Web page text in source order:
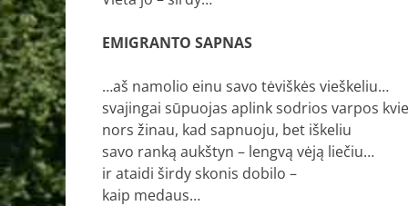
EMIGRANTO SAPNAS
…aš namolio einu savo tėviškės vieškeliu…
svajingai sūpuojas aplink sodrios varpos
nors žinau, kad sapnuoju, bet iškeliu
savo ranką aukštyn – lengvą vėją liečiu…
ir ataidi širdy skonis dobilo –
kaip medaus…